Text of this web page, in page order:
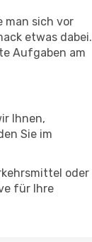
man sich vor
etwas dabei.
Aufgaben am
Ihnen,
Sie im
oder
für Ihre